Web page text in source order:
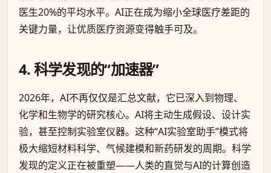
医生20%的平均水平。AI正在成为缩小全球医疗差距的
关键力量，让优质医疗资源变得触手可及。
4. 科学发现的“加速器”
2026年，AI不再仅仅是汇总文献，它已深入到物理、
化学和生物学的研究核心。AI将主动生成假设、设计实
验，甚至控制实验室仪器。这种“AI实验室助手”模式将
极大缩短材料科学、气候建模和新药研发的周期。科学
发现的定义正在被重塑——人类的直觉与AI的计算创造